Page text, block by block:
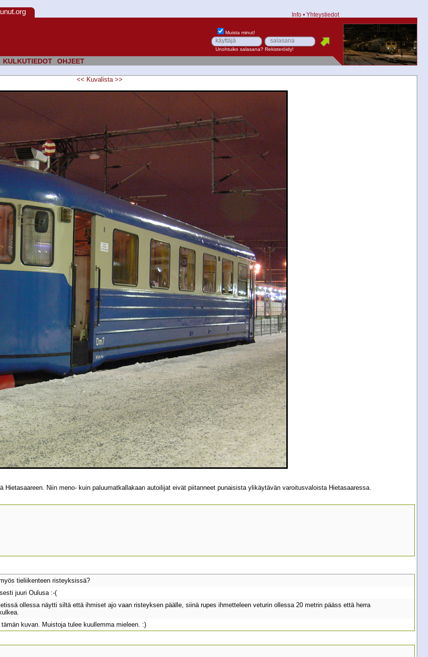
KULKUTIEDOT OHJEET
Info • Yhteystiedot
Muista minut!
Unohtuiko salasana? Rekisteröidy!
<< Kuvalista >>
Niin meno- kuin paluumatkallakaan autoilijat eivät piitanneet punaisista ylikäytävän varoitusvaloista Hietasaaressa.
tieliikenteen risteyksissä?
juuri Oulusa :-(
ollessa näytti siltä että ihmiset ajo vaan risteyksen päälle, siinä rupes ihmetteleen veturin ollessa 20 metrin pääss että herra
kuvan. Muistoja tulee kuullemma mieleen. :)